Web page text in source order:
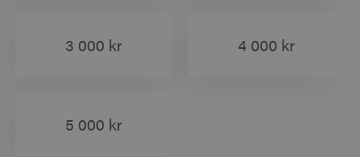
3 000 kr 4 000 kr
5 000 kr